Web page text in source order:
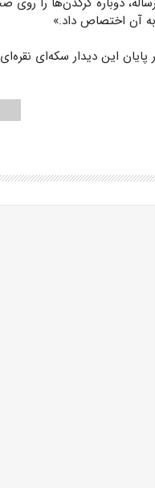
آن اختصاص داد.»
این دیدار سکه‌ای